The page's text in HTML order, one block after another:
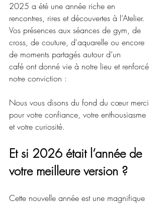
2025 a été une année riche en
rencontres, rires et découvertes à l’Atelier.
Vos présences aux séances de gym, de
cross, de couture, d'aquarelle ou encore
de moments partagés autour d’un
café ont donné vie à notre lieu et renforcé
notre conviction :
Nous vous disons du fond du cœur merci
pour votre confiance, votre enthousiasme
et votre curiosité.
Et si 2026 était l’année de
votre meilleure version ?
Cette nouvelle année est une magnifique